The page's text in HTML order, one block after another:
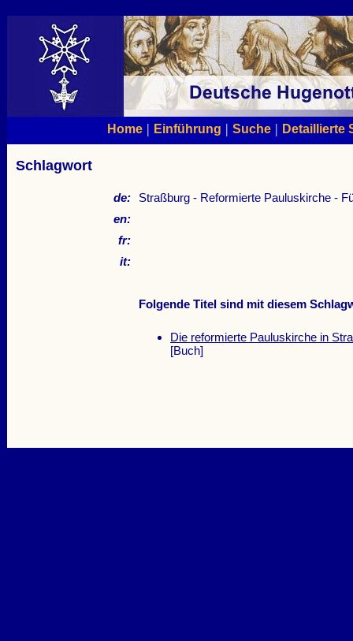
Home| Einführung | Suche| Detaillierte
Schlagwort
de:
Straßburg - Reformierte Pauluskirche -
en:
fr:
it:
Folgende Titel sind mit diesem
Die reformierte Pauluskirche in
[Buch]